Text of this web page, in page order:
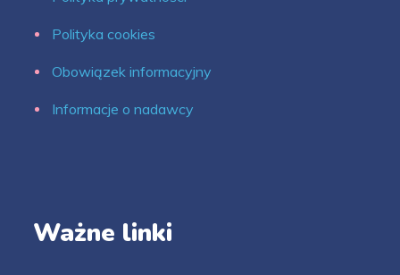
Polityka cookies
Obowiązek informacyjny
Informacje o nadawcy
Ważne linki